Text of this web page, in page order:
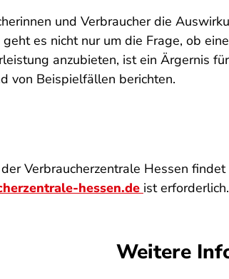
und Verbraucher die
es nicht nur um die Frage, ob
anzubieten, ist ein Ärgernis
von Beispielfällen berichten.
Verbraucherzentrale Hessen
hessen.de ist
Weitere